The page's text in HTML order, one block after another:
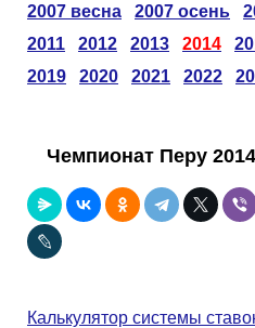
Новости
Статистика
Серии
Лига Чемпионов
Лига Конференций
Инструменты
Расчёт системы
2007 весна 2007 осень
2011
2012 2013 2014
2019
2020 2021 2022
Чемпионат Перу 2014
Калькулятор системы